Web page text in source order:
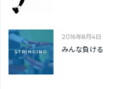
2016年8月4日
みんな負ける